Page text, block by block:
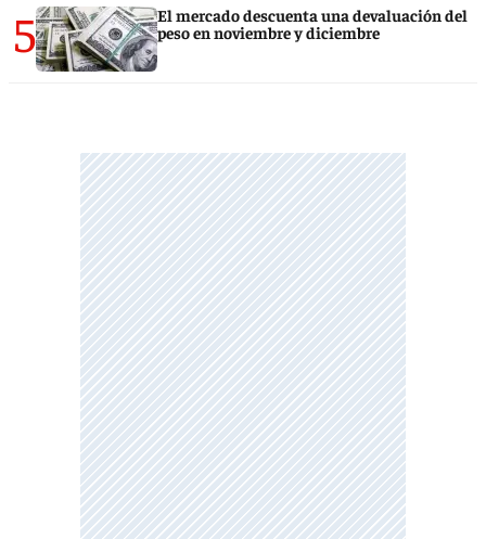
5
El mercado descuenta una devaluación del
peso en noviembre y diciembre